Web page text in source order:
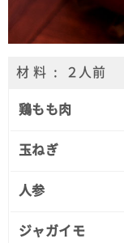
材 料 : ２人前
鶏もも肉
玉ねぎ
人参
ジャガイモ